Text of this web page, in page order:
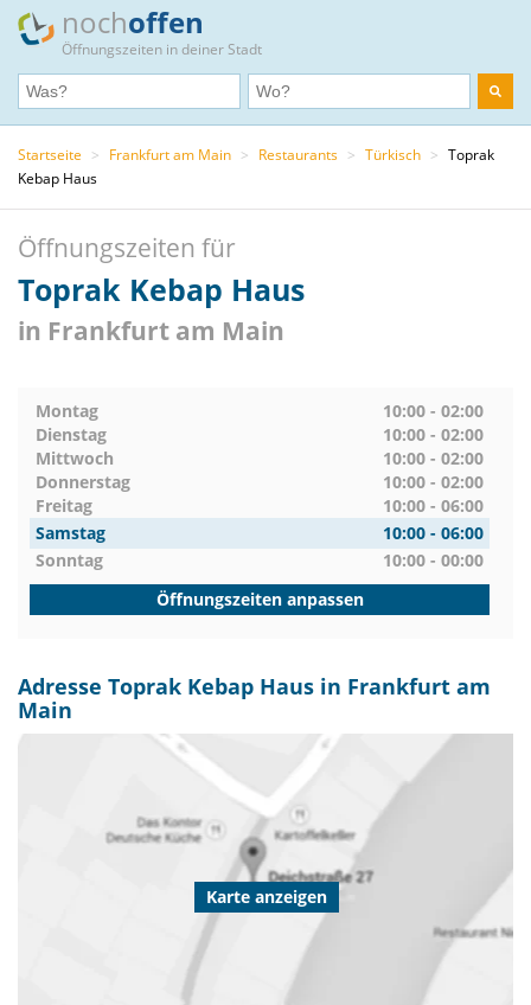
nochoffen
Öffnungszeiten in deiner Stadt
Startseite > Frankfurt am Main > Restaurants > Türkisch > Toprak
Kebap Haus
Öffnungszeiten für
Toprak Kebap Haus
in Frankfurt am Main
Montag
10:00 - 02:00
Dienstag
10:00 - 02:00
Mittwoch
10:00 - 02:00
Donnerstag
10:00 - 02:00
Freitag
10:00 - 06:00
Samstag
10:00 - 06:00
Sonntag
10:00 - 00:00
Öffnungszeiten anpassen
Adresse Toprak Kebap Haus in Frankfurt am
Main
Karte anzeigen